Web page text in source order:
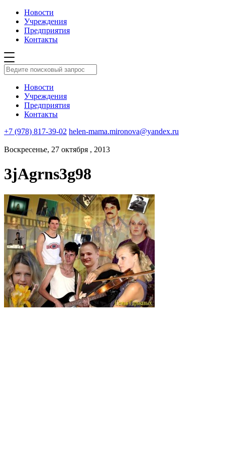
Новости
Учреждения
Предприятия
Контакты
Новости
Учреждения
Предприятия
Контакты
+7 (978) 817-39-02 helen-mama.mironova@yandex.ru
Воскресенье, 27 октября , 2013
3jAgrns3g98